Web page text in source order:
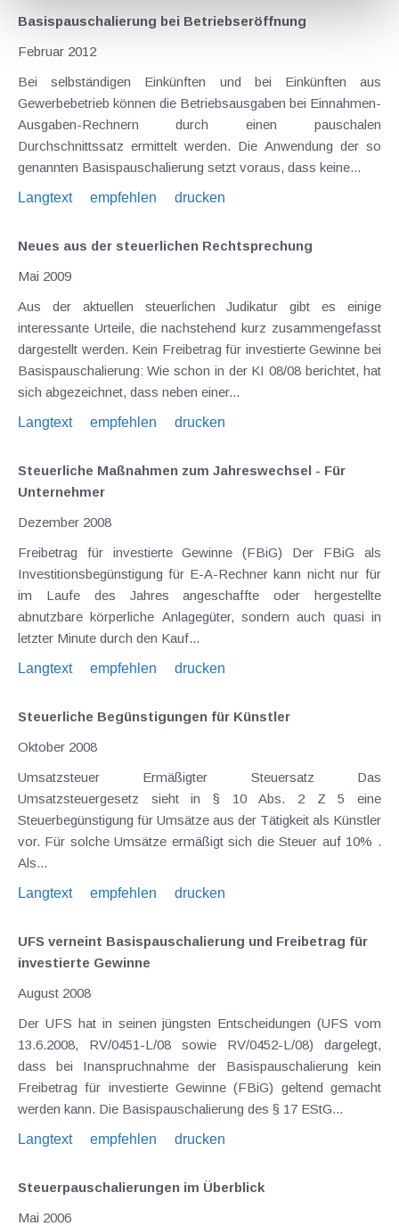
Basispauschalierung bei Betriebseröffnung
Februar 2012
Bei selbständigen Einkünften und bei Einkünften aus
Gewerbebetrieb können die Betriebsausgaben bei Einnahmen-
Ausgaben-Rechnern durch einen pauschalen
Durchschnittssatz ermittelt werden. Die Anwendung der so
genannten Basispauschalierung setzt voraus, dass keine...
Langtext
empfehlen drucken
Neues aus der steuerlichen Rechtsprechung
Mai 2009
Aus der aktuellen steuerlichen Judikatur gibt es einige
interessante Urteile, die nachstehend kurz zusammengefasst
dargestellt werden. Kein Freibetrag für investierte Gewinne bei
Basispauschalierung: Wie schon in der KI 08/08 berichtet, hat
sich abgezeichnet, dass neben einer...
Langtext
empfehlen drucken
Steuerliche Maßnahmen zum Jahreswechsel - Für
Unternehmer
Dezember 2008
Freibetrag für investierte Gewinne (FBiG) Der FBiG als
Investitionsbegünstigung für E-A-Rechner kann nicht nur für
im Laufe des Jahres angeschaffte oder hergestellte
abnutzbare körperliche Anlagegüter, sondern auch quasi in
letzter Minute durch den Kauf...
Langtext
empfehlen drucken
Steuerliche Begünstigungen für Künstler
Oktober 2008
Umsatzsteuer Ermäßigter Steuersatz Das
Umsatzsteuergesetz sieht in § 10 Abs. 2 Z 5 eine
Steuerbegünstigung für Umsätze aus der Tätigkeit als Künstler
vor. Für solche Umsätze ermäßigt sich die Steuer auf 10% .
Als...
Langtext
empfehlen drucken
UFS verneint Basispauschalierung und Freibetrag für
investierte Gewinne
August 2008
Der UFS hat in seinen jüngsten Entscheidungen (UFS vom
13.6.2008, RV/0451-L/08 sowie RV/0452-L/08) dargelegt,
dass bei Inanspruchnahme der Basispauschalierung kein
Freibetrag für investierte Gewinne (FBiG) geltend gemacht
werden kann. Die Basispauschalierung des § 17 EStG...
Langtext
empfehlen drucken
Steuerpauschalierungen im Überblick
Mai 2006